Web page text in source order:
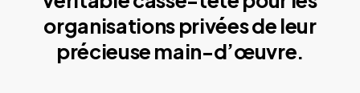
organisations privées de leur
précieuse main-d’œuvre.